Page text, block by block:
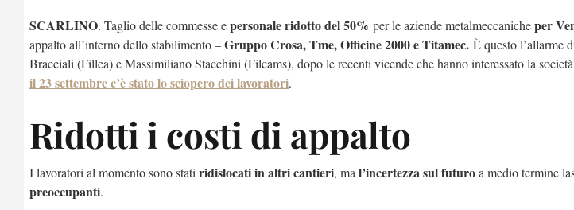
SCARLINO. Taglio delle commesse epersonale ridotto del 50% per le aziende metalmeccanicheper
appalto all’interno dello stabilimento –Gruppo Crosa, Tme, Officine 2000 e Titamec. È questo l’allarme
Bracciali (Fillea) e Massimiliano Stacchini (Filcams), dopo le recenti vicende che hanno interessato la
il 23 settembre c’è stato lo sciopero dei lavoratori.
Ridotti i costi di appalto
I lavoratori al momento sono stati ridislocati in altri cantieri, ma l’incertezza sul futuroa medio termine
preoccupanti.